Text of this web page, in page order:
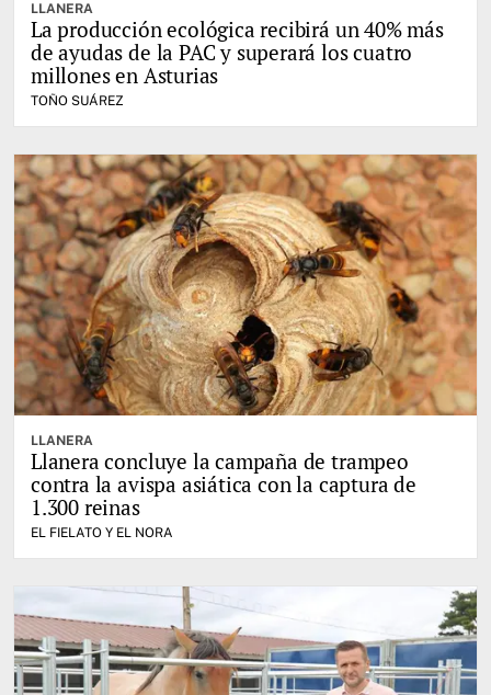
LLANERA
La producción ecológica recibirá un 40% más
de ayudas de la PAC y superará los cuatro
millones en Asturias
TOÑO SUÁREZ
LLANERA
Llanera concluye la campaña de trampeo
contra la avispa asiática con la captura de
1.300 reinas
EL FIELATO Y EL NORA